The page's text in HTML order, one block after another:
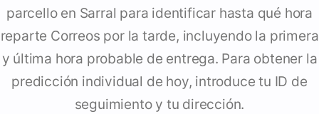
parcello en Sarral para identificar hasta qué hora
reparte Correos por la tarde, incluyendo la primera
y última hora probable de entrega. Para obtener la
predicción individual de hoy, introduce tu ID de
seguimiento y tu dirección.